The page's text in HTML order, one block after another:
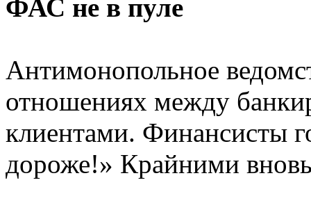
ФАС не в пуле
Антимонопольное
отношениях между
клиентами. Финансисты
дороже!» Крайними